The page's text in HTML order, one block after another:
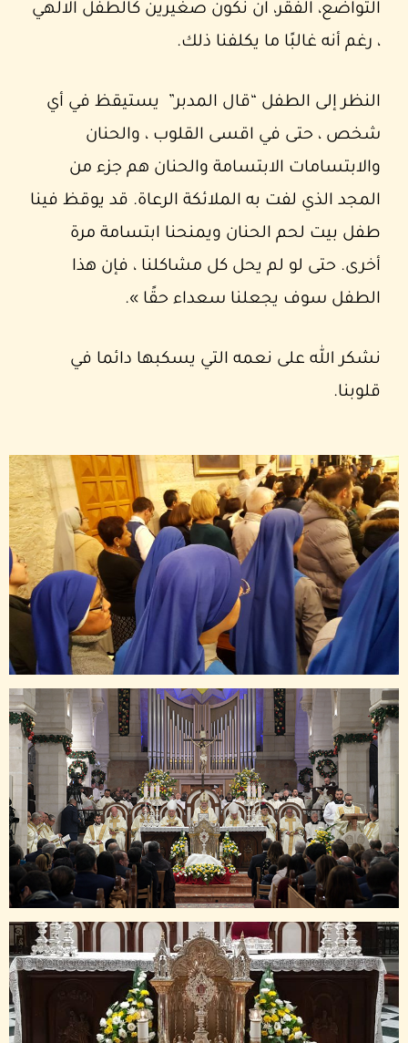
التواضع، الفقر، ان نكون صغيرين كالطفل الالهي
، رغم أنه غالبًا ما يكلفنا ذلك.
النظر إلى الطفل “قال المدبر” يستيقظ في أي
شخص ، حتى في اقسى القلوب ، والحنان
والابتسامات الابتسامة والحنان هم جزء من
المجد الذي لفت به الملائكة الرعاة. قد يوقظ فينا
طفل بيت لحم الحنان ويمنحنا ابتسامة مرة
أخرى. حتى لو لم يحل كل مشاكلنا ، فإن هذا
الطفل سوف يجعلنا سعداء حقًا ».
نشكر الله على نعمه التي يسكبها دائما في
قلوبنا.